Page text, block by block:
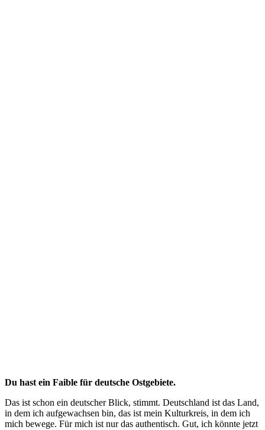
Du hast ein Faible für deutsche Ostgebiete.
Das ist schon ein deutscher Blick, stimmt. Deutschland ist das Land,
in dem ich aufgewachsen bin, das ist mein Kulturkreis, in dem ich
mich bewege. Für mich ist nur das authentisch. Gut, ich könnte jetzt